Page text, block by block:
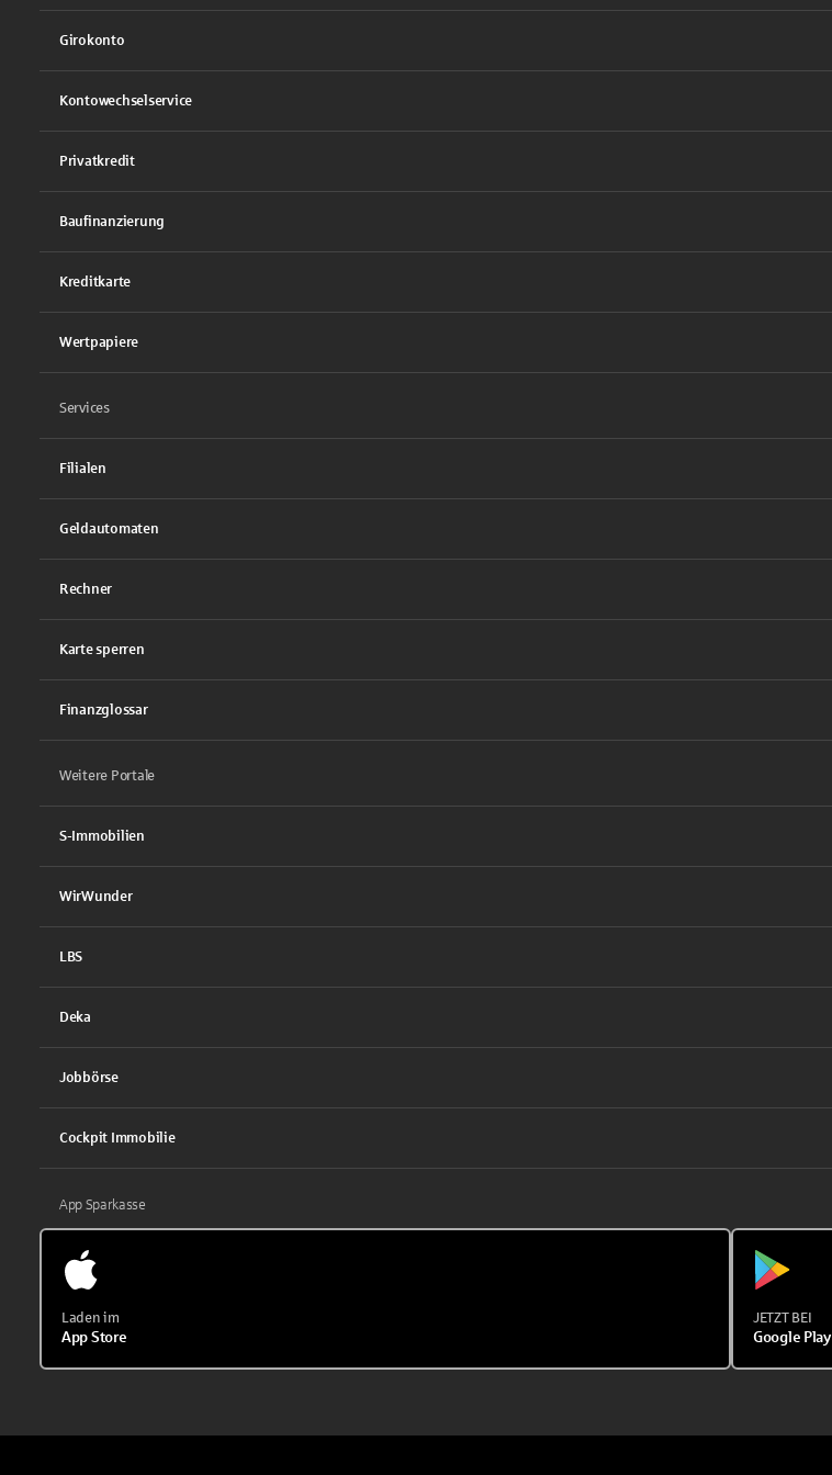
Girokonto
Kontowechselservice
Privatkredit
Baufinanzierung
Kreditkarte
Wertpapiere
Services
Filialen
Geldautomaten
Rechner
Karte sperren
Finanzglossar
Weitere Portale
S-Immobilien
WirWunder
LBS
Deka
Jobbörse
Cockpit Immobilie
App Sparkasse
Laden im
App Store
JETZT BEI
Google Play